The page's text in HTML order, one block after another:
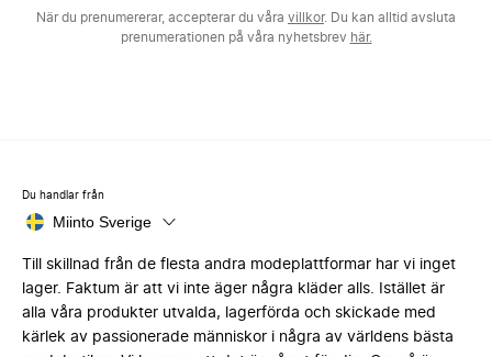
När du prenumererar, accepterar du våra villkor. Du kan alltid avsluta
prenumerationen på våra nyhetsbrev här.
Du handlar från
Miinto Sverige
Till skillnad från de flesta andra modeplattformar har vi inget
lager. Faktum är att vi inte äger några kläder alls. Istället är
alla våra produkter utvalda, lagerförda och skickade med
kärlek av passionerade människor i några av världens bästa